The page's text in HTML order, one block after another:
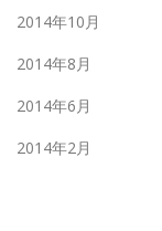
2014年10月
2014年8月
2014年6月
2014年2月